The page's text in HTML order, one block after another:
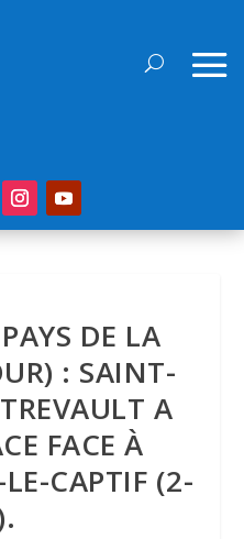
DE LA
: SAINT-
A
FACE À
CAPTIF (2-